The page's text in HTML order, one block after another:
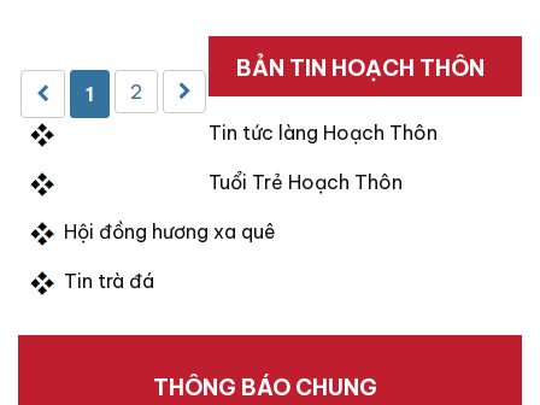
1 2
BẢN TIN HOẠCH THÔN
Tin tức làng Hoạch Thôn
Tuổi Trẻ Hoạch Thôn
Hội đồng hương xa quê
Tin trà đá
THÔNG BÁO CHUNG